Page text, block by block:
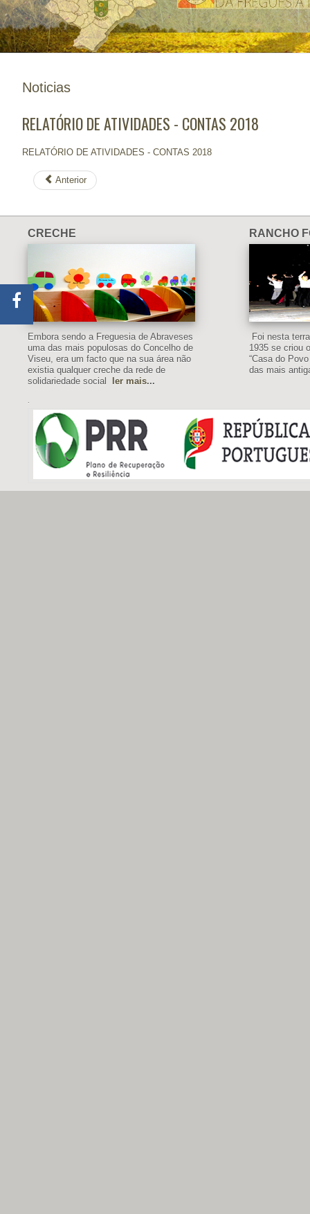
Noticias
RELATÓRIO DE ATIVIDADES - CONTAS 2018
RELATÓRIO DE ATIVIDADES - CONTAS 2018
Anterior
CRECHE
Embora sendo a Freguesia de Abraveses
uma das mais populosas do Concelho de
Viseu, era um facto que na sua área não
existia qualquer creche da rede de
solidariedade social
ler mais...
.
RANCHO
Foi nesta
1935 se criou
“Casa do
das mais